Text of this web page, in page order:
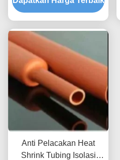
Anti Pelacakan Heat
Shrink Tubing Isolasi